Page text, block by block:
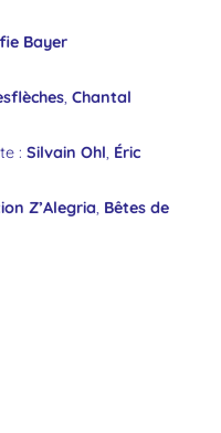
Bayer
,Chantal
:Silvain Ohl, Éric
Z’Alegria, Bêtes de